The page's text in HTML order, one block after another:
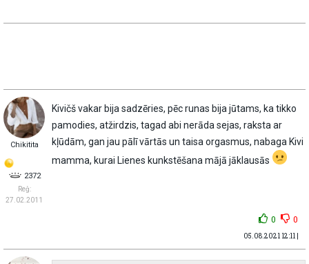
Chikitita
2372
Reģ:
27.02.2011
Kivičš vakar bija sadzēries, pēc runas bija jūtams, ka tikko
pamodies, atžirdzis, tagad abi nerāda sejas, raksta ar
kļūdām, gan jau pālī vārtās un taisa orgasmus, nabaga Kivi
mamma, kurai Lienes kunkstēšana mājā jāklausās
0 0
05.08.2021 12:11 |